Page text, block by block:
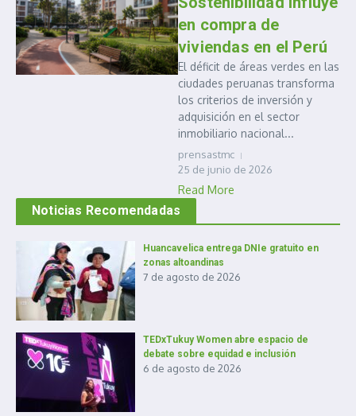
en compra de
viviendas en el Perú
El déficit de áreas verdes en las
ciudades peruanas transforma
los criterios de inversión y
adquisición en el sector
inmobiliario nacional...
prensastmc
25 de junio de 2026
Read More
Noticias Recomendadas
Huancavelica entrega DNIe gratuito en
zonas altoandinas
7 de agosto de 2026
TEDxTukuy Women abre espacio de
debate sobre equidad e inclusión
6 de agosto de 2026